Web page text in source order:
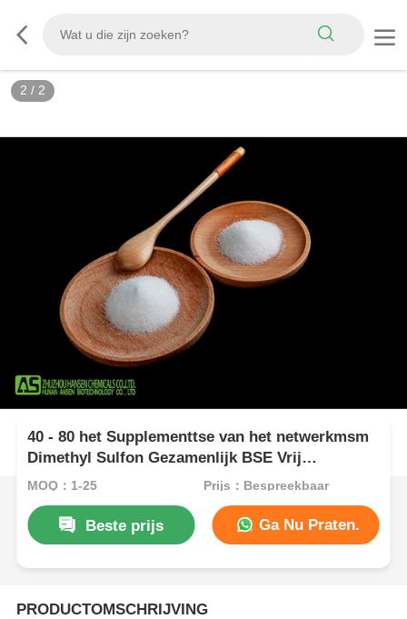
2 / 2
40 - 80 het Supplementtse van het netwerkmsm
Dimethyl Sulfon Gezamenlijk BSE Vrij
Veganistcertificaat
MOQ：1-25 Prijs：Bespreekbaar
Beste prijs Ga Nu Praten.
PRODUCTOMSCHRIJVING